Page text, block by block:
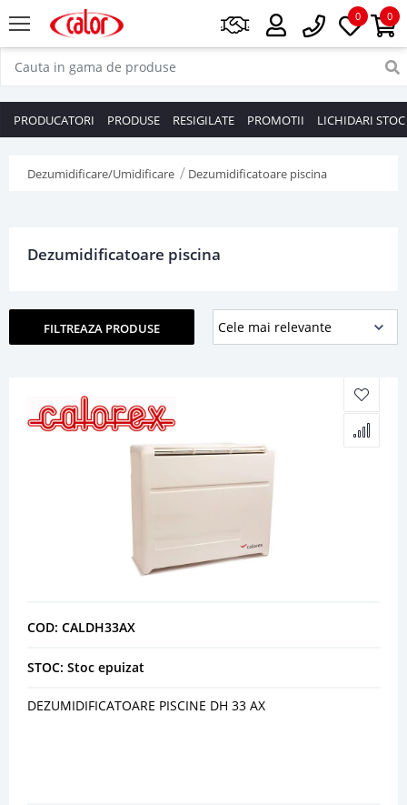
0
0
PRODUCATORI PRODUSE RESIGILATE PROMOTII LICHIDARI STOC
Dezumidificare/Umidificare Dezumidificatoare piscina
Dezumidificatoare piscina
FILTREAZA PRODUSE
COD: CALDH33AX
STOC: Stoc epuizat
DEZUMIDIFICATOARE PISCINE DH 33 AX